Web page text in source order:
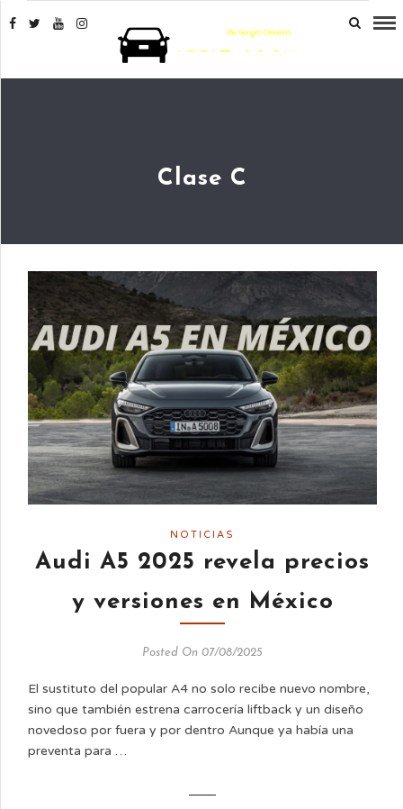
Clase C
NOTICIAS
Audi A5 2025 revela precios
y versiones en México
Posted On 07/08/2025
El sustituto del popular A4 no solo recibe nuevo nombre,
sino que también estrena carrocería liftback y un diseño
novedoso por fuera y por dentro Aunque ya había una
preventa para …